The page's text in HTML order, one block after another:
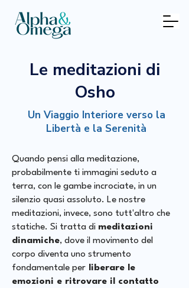
Le meditazioni di
Osho
Un Viaggio Interiore verso la
Libertà e la Serenità
Quando pensi alla meditazione,
probabilmente ti immagini seduto a
terra, con le gambe incrociate, in un
silenzio quasi assoluto. Le nostre
meditazioni, invece, sono tutt'altro che
statiche. Si tratta di meditazioni
dinamiche, dove il movimento del
corpo diventa uno strumento
fondamentale per liberare le
emozioni e ritrovare il contatto